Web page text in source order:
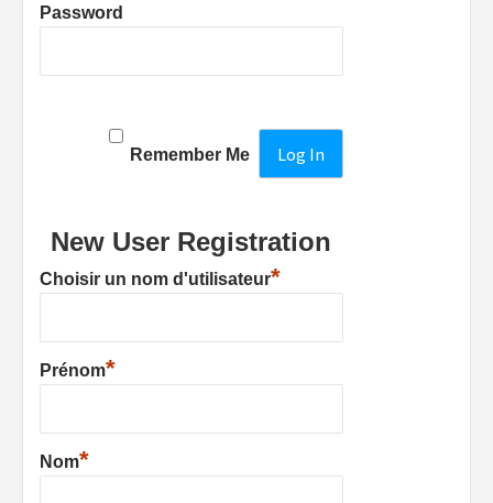
Password
Remember Me
New User Registration
Choisir un nom d'utilisateur*
Prénom*
Nom*